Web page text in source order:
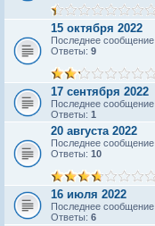
15 октября 2022
Последнее сообщение
Ответы: 9
17 сентября 2022
Последнее сообщение
Ответы: 1
20 августа 2022
Последнее сообщение
Ответы: 10
16 июля 2022
Последнее сообщение
Ответы: 6